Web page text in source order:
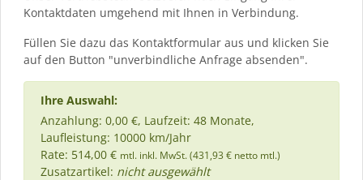
Kontaktdaten umgehend mit Ihnen in Verbindung.
Füllen Sie dazu das Kontaktformular aus und klicken Sie
auf den Button "unverbindliche Anfrage absenden".
Ihre Auswahl:
Anzahlung: 0,00 €, Laufzeit: 48 Monate,
Laufleistung: 10000 km/Jahr
Rate: 514,00 € mtl. inkl. MwSt. (431,93 € netto mtl.)
Zusatzartikel: nicht ausgewählt